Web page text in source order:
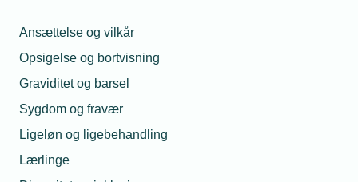
Ansættelse og vilkår
Opsigelse og bortvisning
Graviditet og barsel
Sygdom og fravær
Ligeløn og ligebehandling
Lærlinge
Hans-Christian Henriksen er Unidrains nye
Bornholm. Han kommer til designvirksomheden den
1/11 fra en stilling som distriktschef hos Toyota